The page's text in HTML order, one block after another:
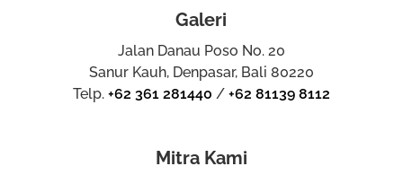
Galeri
Jalan Danau Poso No. 20
Sanur Kauh, Denpasar, Bali 80220
Telp. +62 361 281440 / +62 81139 8112
Mitra Kami